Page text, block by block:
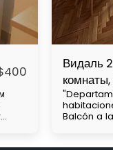
400
Видаль
Balcón a